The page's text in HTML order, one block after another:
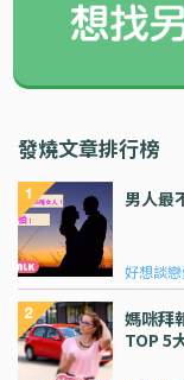
發燒文章排行榜
男人最
好想談戀
媽咪拜
TOP 5